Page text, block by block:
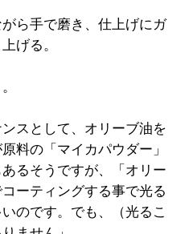
ら手で磨き、仕上げにガ
げる。
スとして、オリーブ油を
料の「マイカパウダー」
るそうですが、「オリー
ーティングする事で光る
のです。でも、（光るこ